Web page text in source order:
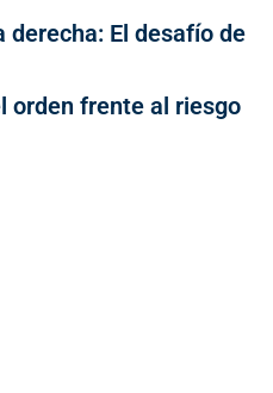
El desafío de
orden frente al riesgo